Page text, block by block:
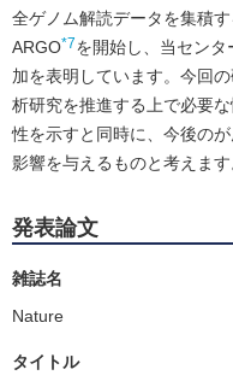
全ゲノム解読データを集積
ARGO*7を開始し、当セン
加を表明しています。今回
析研究を推進する上で必要
性を示すと同時に、今後の
影響を与えるものと考えます
発表論文
雑誌名
Nature
タイトル